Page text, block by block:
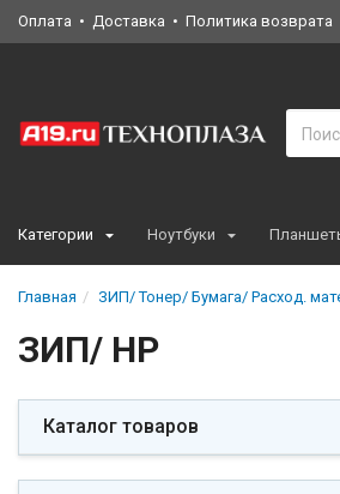
Оплата Доставка Политика возврата
Категории Ноутбуки
Главная ЗИП/ Тонер/ Бумага/ Расход.
ЗИП/ HP
Каталог товаров